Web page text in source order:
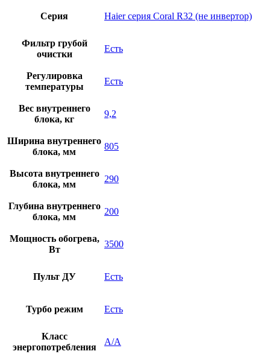
Серия Haier серия Coral R32 (не инвертор)
Фильтр грубой
очистки
Есть
Регулировка
температуры
Есть
Вес внутреннего
блока, кг
9,2
Ширина внутреннего
блока, мм
805
Высота внутреннего
блока, мм
290
Глубина внутреннего
блока, мм
200
Мощность обогрева,
Вт
3500
Пульт ДУ Есть
Турбо режим Есть
Класс
энергопотребления
A/A